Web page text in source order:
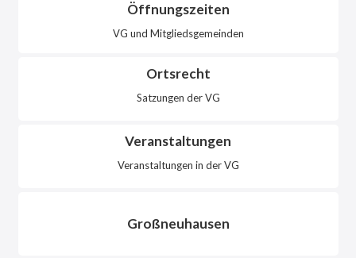
Öffnungszeiten
VG und Mitgliedsgemeinden
Ortsrecht
Satzungen der VG
Veranstaltungen
Veranstaltungen in der VG
Großneuhausen